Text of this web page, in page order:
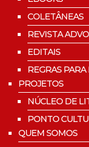
COLETÂNEAS
REVISTA
EDITAIS
REGRAS
PROJETOS
NÚCLEO DE
PONTO
QUEM SOMOS